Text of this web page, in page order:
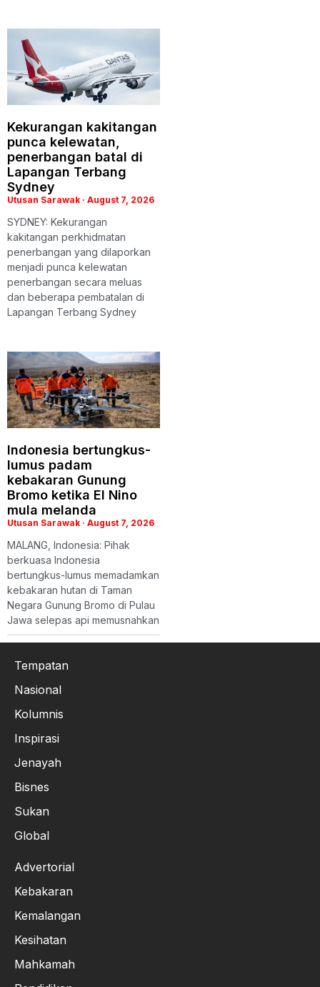
Kekurangan kakitangan
punca kelewatan,
penerbangan batal di
Lapangan Terbang
Sydney
Utusan Sarawak August 7, 2026
SYDNEY: Kekurangan
kakitangan perkhidmatan
penerbangan yang dilaporkan
menjadi punca kelewatan
penerbangan secara meluas
dan beberapa pembatalan di
Lapangan Terbang Sydney
Indonesia bertungkus-
lumus padam
kebakaran Gunung
Bromo ketika El Nino
mula melanda
Utusan Sarawak August 7, 2026
MALANG, Indonesia: Pihak
berkuasa Indonesia
bertungkus-lumus memadamkan
kebakaran hutan di Taman
Negara Gunung Bromo di Pulau
Jawa selepas api memusnahkan
Tempatan
Nasional
Kolumnis
Inspirasi
Jenayah
Bisnes
Sukan
Global
Advertorial
Kebakaran
Kemalangan
Kesihatan
Mahkamah